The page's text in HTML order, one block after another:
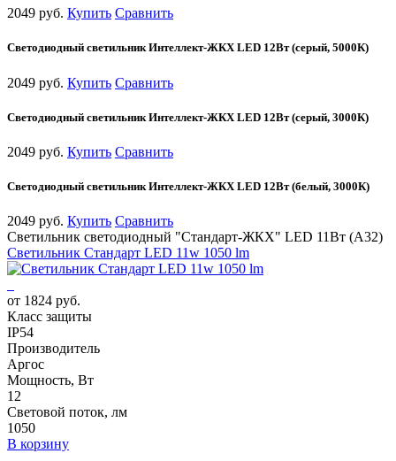
2049 руб. Купить Сравнить
Светодиодный светильник Интеллект-ЖКХ LED 12Вт (серый, 5000К)
2049 руб. Купить Сравнить
Светодиодный светильник Интеллект-ЖКХ LED 12Вт (серый, 3000К)
2049 руб. Купить Сравнить
Светодиодный светильник Интеллект-ЖКХ LED 12Вт (белый, 3000К)
2049 руб. Купить Сравнить
Светильник светодиодный "Стандарт-ЖКХ" LED 11Вт (А32)
Cветильник Стандарт LED 11w 1050 lm
от 1824 руб.
Класс защиты
IP54
Производитель
Аргос
Мощность, Вт
12
Световой поток, лм
1050
В корзину